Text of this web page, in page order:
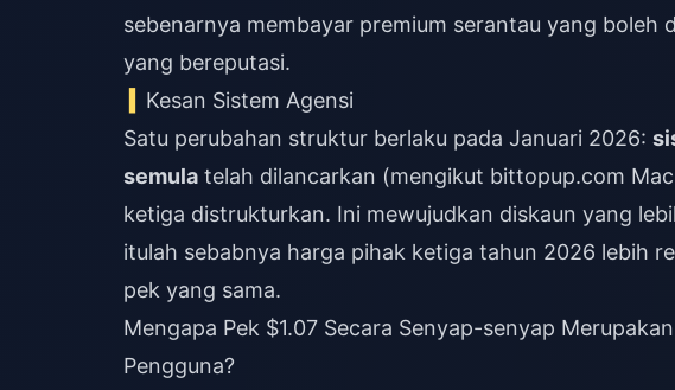
sebenarnya membayar premium serantau yang boleh
yang bereputasi.
Kesan Sistem Agensi
Satu perubahan struktur berlaku pada Januari 2026:
semula telah dilancarkan (mengikut bittopup.com
ketiga distrukturkan. Ini mewujudkan diskaun yang
itulah sebabnya harga pihak ketiga tahun 2026 lebih
pek yang sama.
Mengapa Pek $1.07 Secara Senyap-senyap
Pengguna?